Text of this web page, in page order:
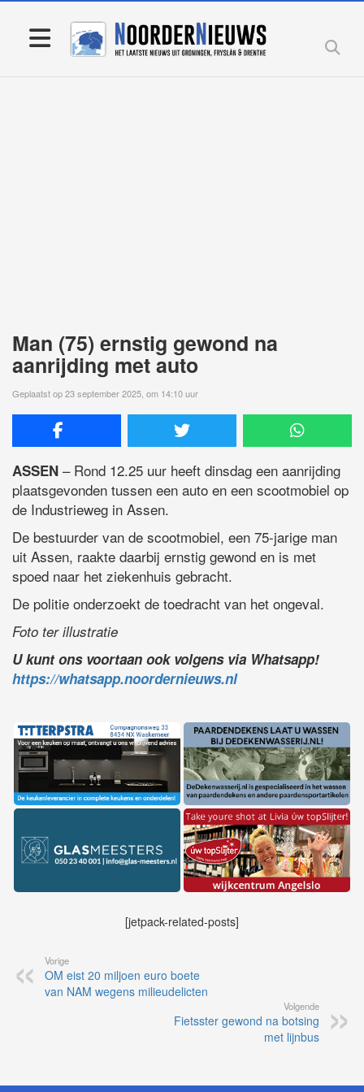
Man (75) ernstig gewond na
aanrijding met auto
Geplaatst op 23 september 2025, om 14:10 uur
ASSEN – Rond 12.25 uur heeft dinsdag een aanrijding
plaatsgevonden tussen een auto en een scootmobiel op
de Industrieweg in Assen.
De bestuurder van de scootmobiel, een 75-jarige man
uit Assen, raakte daarbij ernstig gewond en is met
spoed naar het ziekenhuis gebracht.
De politie onderzoekt de toedracht van het ongeval.
Foto ter illustratie
U kunt ons voortaan ook volgens via Whatsapp!
https://whatsapp.noordernieuws.nl
[jetpack-related-posts]
Vorige
OM eist 20 miljoen euro boete
van NAM wegens milieudelicten
Volgende
Fietsster gewond na botsing
met lijnbus